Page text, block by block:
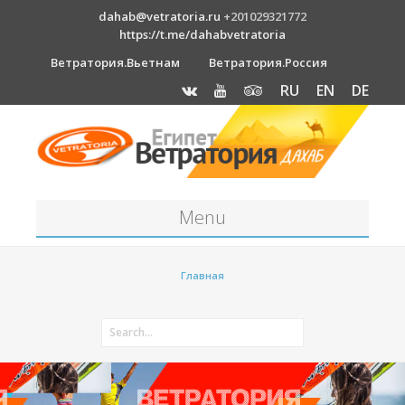
dahab@vetratoria.ru +201029321772
https://t.me/dahabvetratoria
Ветратория.Вьетнам
Ветратория.Россия
RU EN DE
Menu
Как к нам добраться?
Отель Canion
Главная